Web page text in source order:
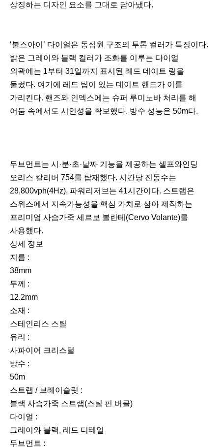
상징하는 디자인 요소를 그대로 담아냈다.
‘불스아이’ 다이얼은 동심원 구조의 투톤 컬러가 특징이다.
밝은 그레이와 블랙 컬러가 조화를 이루는 다이얼
외곽에는 1부터 31일까지 표시된 레드 데이트 링을
둘렀다. 여기에 레드 팁이 있는 데이트 핸드가 이를
가리킨다. 핸즈와 인덱스에는 슈퍼 루미노바 처리를 해
어둠 속에서도 시인성을 확보했다. 방수 성능은 50m다.
무브먼트는 시·분·초·날짜 기능을 제공하는 셀프와인딩
오리스 칼리버 754를 탑재했다. 시간당 진동수는
28,800vph(4Hz), 파워리저브는 41시간이다. 스트랩은
스위스에서 지속가능성을 핵심 가치로 삼아 제작하는
프리미엄 사슴가죽 세르보 볼란테(Cervo Volante)를
사용했다.
상세 정보
지름 :
38mm
두께 :
12.2mm
소재 :
스테인리스 스틸
유리 :
사파이어 크리스털
방수 :
50m
스트랩 / 브레이슬릿 :
블랙 사슴가죽 스트랩(스틸 핀 버클)
다이얼 :
그레이와 블랙, 레드 디테일
무브먼트 :